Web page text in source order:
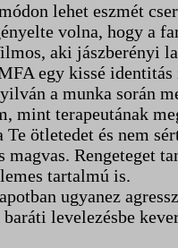
lehet eszmét
volna, hogy a
aki jászberényi
egy kissé
a munka során
mint terapeutának
ötletedet és nem
Rengeteget
tartalmú is.
ugyanez
levelezésbe